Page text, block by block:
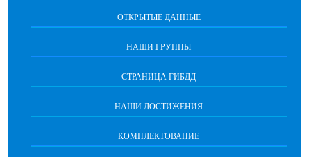
ОТКРЫТЫЕ ДАННЫЕ
НАШИ ГРУППЫ
СТРАНИЦА ГИБДД
НАШИ ДОСТИЖЕНИЯ
КОМПЛЕКТОВАНИЕ